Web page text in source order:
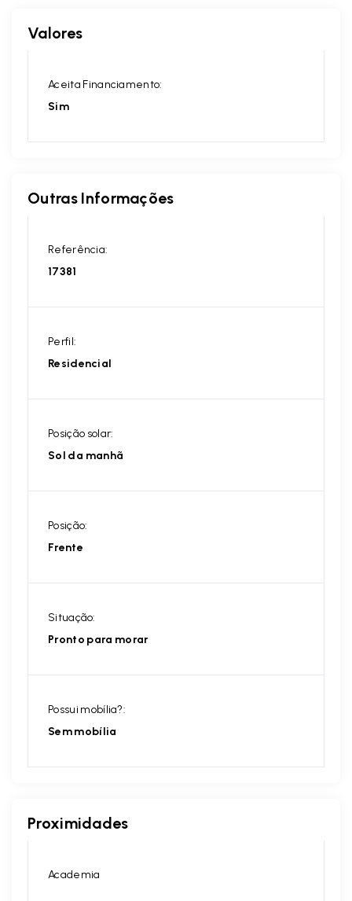
Valores
Aceita Financiamento:
Sim
Outras Informações
Referência:
17381
Perfil:
Residencial
Posição solar:
Sol da manhã
Posição:
Frente
Situação:
Pronto para morar
Possui mobília?:
Sem mobília
Proximidades
Academia